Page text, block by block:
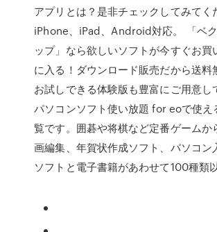
アプリとは？是非チェックしてみてく
iPhone、iPad、Android対応。 「ベ
ップ」なら欲しいソフトが今すぐお買
に入る！ダウンロード販売だから送料
お試しできる体験版も豊富にご用意し
パソコンソフト使い放題 for eoで使え
覧です。囲碁や将棋など定番ゲームか
画編集、年賀状作成ソフト、パソコン
ソフトと電子書籍があわせて100種類以